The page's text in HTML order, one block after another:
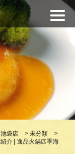
袋店 >未分類
>
介 | 逸品火鍋四季海